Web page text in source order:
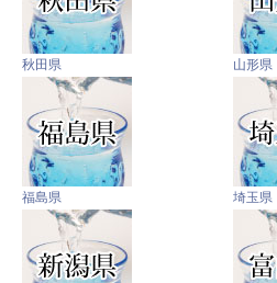
秋田県 山形県
福島県 埼玉県